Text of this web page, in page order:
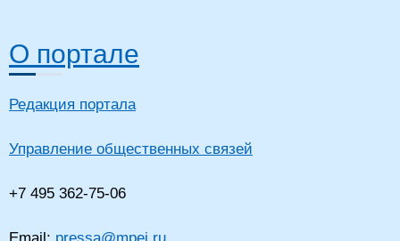
О портале
Редакция портала
Управление общественных связей
+7 495 362-75-06